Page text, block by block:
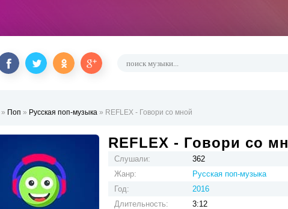
» Поп » Русская поп-музыка » REFLEX - Говори со мной
REFLEX - Говори со
Слушали:
362
Жанр:
Русская поп-музыка
Год:
2016
Длительность:
3:12